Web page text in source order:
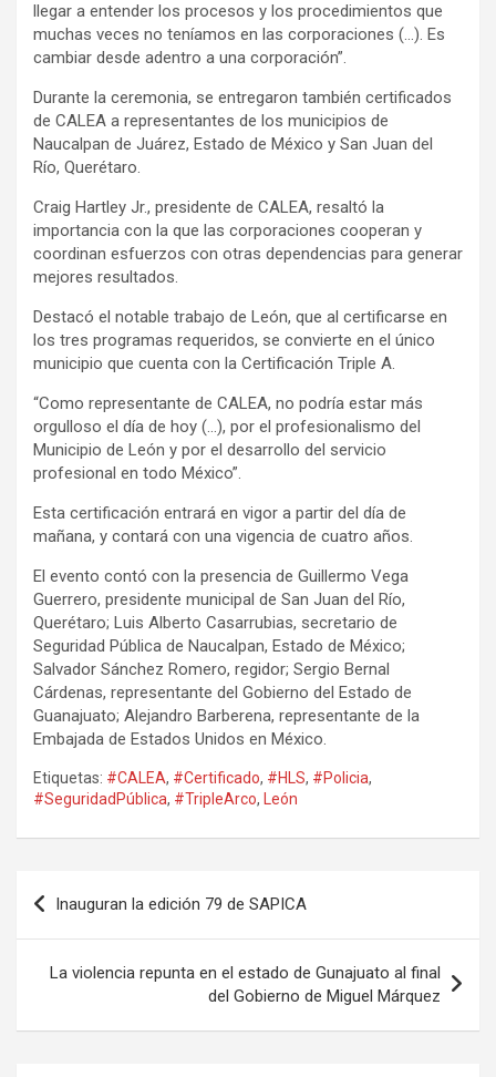
llegar a entender los procesos y los procedimientos que
muchas veces no teníamos en las corporaciones (…). Es
cambiar desde adentro a una corporación”.
Durante la ceremonia, se entregaron también certificados
de CALEA a representantes de los municipios de
Naucalpan de Juárez, Estado de México y San Juan del
Río, Querétaro.
Craig Hartley Jr., presidente de CALEA, resaltó la
importancia con la que las corporaciones cooperan y
coordinan esfuerzos con otras dependencias para generar
mejores resultados.
Destacó el notable trabajo de León, que al certificarse en
los tres programas requeridos, se convierte en el único
municipio que cuenta con la Certificación Triple A.
“Como representante de CALEA, no podría estar más
orgulloso el día de hoy (…), por el profesionalismo del
Municipio de León y por el desarrollo del servicio
profesional en todo México”.
Esta certificación entrará en vigor a partir del día de
mañana, y contará con una vigencia de cuatro años.
El evento contó con la presencia de Guillermo Vega
Guerrero, presidente municipal de San Juan del Río,
Querétaro; Luis Alberto Casarrubias, secretario de
Seguridad Pública de Naucalpan, Estado de México;
Salvador Sánchez Romero, regidor; Sergio Bernal
Cárdenas, representante del Gobierno del Estado de
Guanajuato; Alejandro Barberena, representante de la
Embajada de Estados Unidos en México.
Etiquetas: #CALEA, #Certificado, #HLS, #Policia,
#SeguridadPública, #TripleArco, León
Navegación
de
entradas
Inauguran la edición 79 de SAPICA
La violencia repunta en el estado de Gunajuato al final
del Gobierno de Miguel Márquez